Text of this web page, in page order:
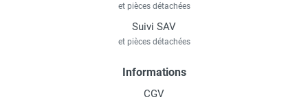
et pièces détachées
Suivi SAV
et pièces détachées
Informations
CGV